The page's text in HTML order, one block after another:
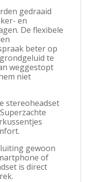
gedraaid
en
De flexibele
beter op
te
weggestopt
niet
stereoheadset
gewoon
of
is direct